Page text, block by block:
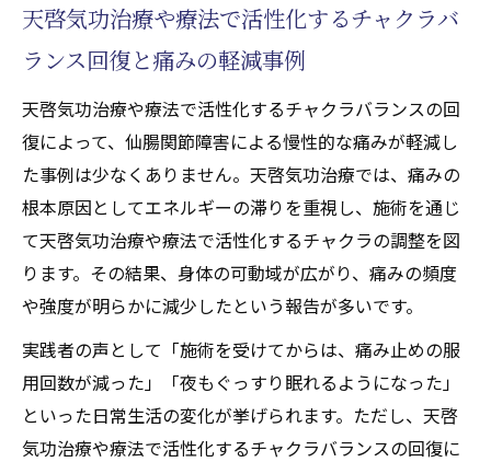
天啓気功治療や療法で活性化するチャクラバ
ランス回復と痛みの軽減事例
天啓気功治療や療法で活性化するチャクラバランスの回
復によって、仙腸関節障害による慢性的な痛みが軽減し
た事例は少なくありません。天啓気功治療では、痛みの
根本原因としてエネルギーの滞りを重視し、施術を通じ
て天啓気功治療や療法で活性化するチャクラの調整を図
ります。その結果、身体の可動域が広がり、痛みの頻度
や強度が明らかに減少したという報告が多いです。
実践者の声として「施術を受けてからは、痛み止めの服
用回数が減った」「夜もぐっすり眠れるようになった」
といった日常生活の変化が挙げられます。ただし、天啓
気功治療や療法で活性化するチャクラバランスの回復に